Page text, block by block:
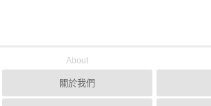
About
關於我們